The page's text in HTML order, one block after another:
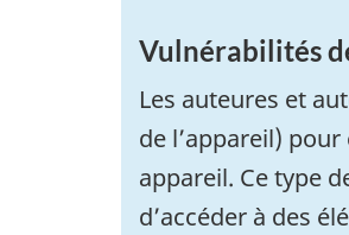
Vulnérabilités
Les auteures et
de l’appareil)
appareil. Ce type
d’accéder à des